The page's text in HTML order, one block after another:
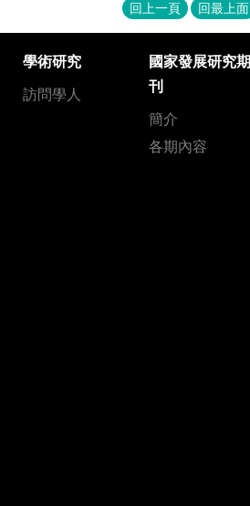
回上一頁 回最上面
學術研究
訪問學人
國家發展研究期
刊
簡介
各期內容